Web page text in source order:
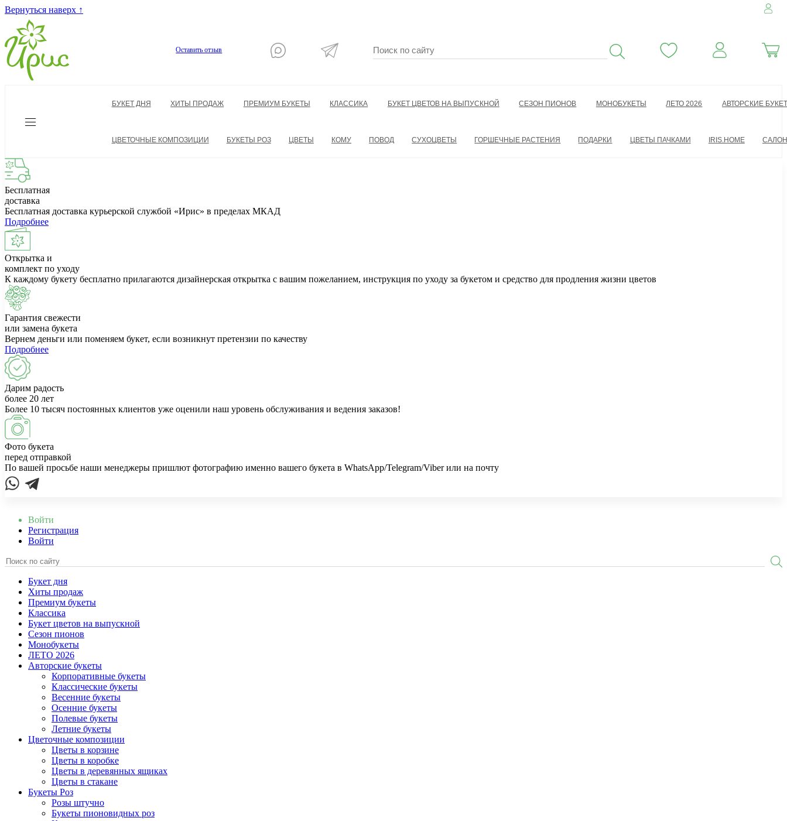
Вернуться наверх ↑
Оставить отзыв
БУКЕТ ДНЯ ХИТЫ ПРОДАЖ ПРЕМИУМ БУКЕТЫ КЛАССИКА БУКЕТ ЦВЕТОВ НА ВЫПУСКНОЙ СЕЗОН ПИОНОВ МОНОБУКЕТЫ ЛЕТО 2026 АВТОРСКИЕ
ЦВЕТОЧНЫЕ КОМПОЗИЦИИ БУКЕТЫ РОЗ ЦВЕТЫ КОМУ ПОВОД СУХОЦВЕТЫ ГОРШЕЧНЫЕ РАСТЕНИЯ ПОДАРКИ ЦВЕТЫ ПАЧКАМИ IRIS.HOME
Бесплатная
доставка
Бесплатная доставка курьерской службой «Ирис» в пределах МКАД
Подробнее
Открытка и
комплект по уходу
К каждому букету бесплатно прилагаются дизайнерская открытка с вашим пожеланием, инструкция по уходу за букетом и средство для продления жизни цветов
Гарантия свежести
или замена букета
Вернем деньги или поменяем букет, если возникнут претензии по качеству
Подробнее
Дарим радость
более 20 лет
Более 10 тысяч постоянных клиентов уже оценили наш уровень обслуживания и ведения заказов!
Фото букета
перед отправкой
По вашей просьбе наши менеджеры пришлют фотографию именно вашего букета в WhatsApp/Telegram/Viber или на почту
Войти
Регистрация
Войти
Букет дня
Хиты продаж
Премиум букеты
Классика
Букет цветов на выпускной
Сезон пионов
Монобукеты
ЛЕТО 2026
Авторские букеты
Корпоративные букеты
Классические букеты
Весенние букеты
Осенние букеты
Полевые букеты
Летние букеты
Цветочные композиции
Цветы в корзине
Цветы в коробке
Цветы в деревянных ящиках
Цветы в стакане
Букеты Роз
Розы штучно
Букеты пионовидных роз